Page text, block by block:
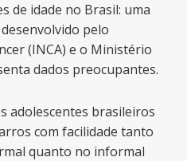
de idade no Brasil: uma
desenvolvido pelo
(INCA) e o Ministério
dados preocupantes.
adolescentes brasileiros
com facilidade tanto
quanto no informal